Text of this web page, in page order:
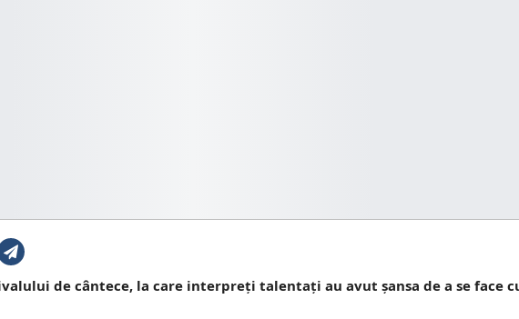
de cântece, la care interpreți talentați au avut șansa de a se face